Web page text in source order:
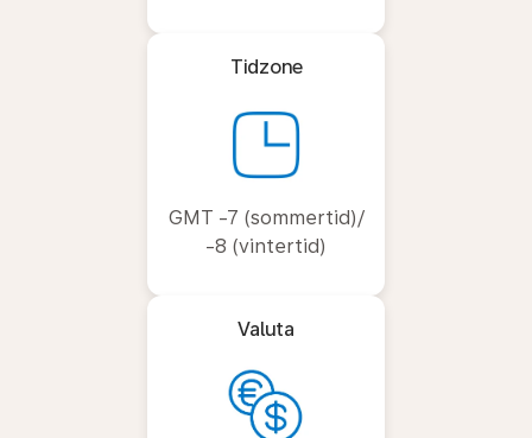
Tidzone
GMT -7 (sommertid)/
-8 (vintertid)
Valuta